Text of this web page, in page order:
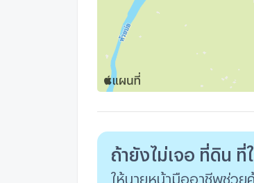
ถ้ายังไม่เจอ ที่ดิน
ให้นายหน้ามืออาชีพช่วย